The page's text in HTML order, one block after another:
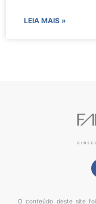
LEIA MAIS »
O conteúdo deste site